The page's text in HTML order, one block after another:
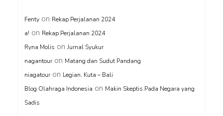
Fenty on Rekap Perjalanan 2024
a! on Rekap Perjalanan 2024
Ryna Molis on Jurnal Syukur
nagantour on Matang dan Sudut Pandang
niagatour on Legian, Kuta – Bali
Blog Olahraga Indonesia on Makin Skeptis Pada Negara yang
Sadis